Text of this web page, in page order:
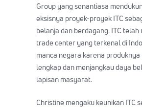
Group yang senantiasa
eksisnya proyek-proyek ITC
belanja dan berdagang. ITC telah
trade center yang terkenal di
manca negara karena
lengkap dan menjangkau daya
lapisan masyarat.
Christine mengaku keunikan ITC